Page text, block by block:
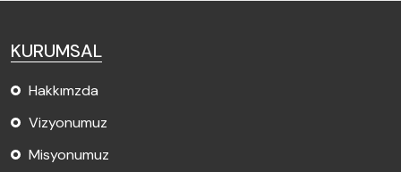
KURUMSAL
Hakkımzda
Vizyonumuz
Misyonumuz